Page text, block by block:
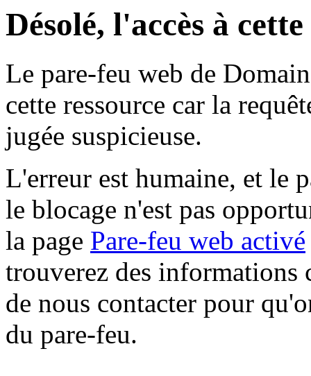
Désolé, l'accès à
Le pare-feu web de
cette ressource car la
jugée suspicieuse.
L'erreur est humaine, et le
le blocage n'est pas
la page Pare-feu web activé
trouverez des informations
de nous contacter pour
du pare-feu.